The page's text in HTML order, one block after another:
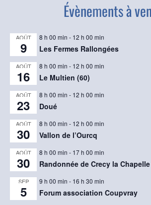
Évènements à
AOÛT
9
8 h 00 min - 12 h 00 min
Les Fermes Rallongées
AOÛT
16
8 h 00 min - 12 h 00 min
Le Multien (60)
AOÛT
23
8 h 00 min - 12 h 00 min
Doué
AOÛT
30
8 h 00 min - 12 h 00 min
Vallon de l’Ourcq
AOÛT
30
8 h 00 min - 17 h 00 min
Randonnée de Crecy la Chapelle
SEP
5
9 h 00 min - 16 h 30 min
Forum association Coupvray